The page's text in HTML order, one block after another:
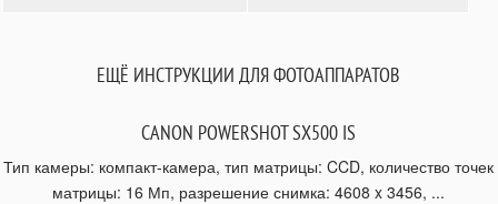
ЕЩЁ ИНСТРУКЦИИ ДЛЯ ФОТОАППАРАТОВ
CANON POWERSHOT SX500 IS
Тип камеры: компакт-камера, тип матрицы: CCD, количество точек
матрицы: 16 Мп, разрешение снимка: 4608 x 3456, ...